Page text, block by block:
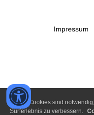
Impressum
Einige Cookies sind
Surferlebnis zu verbessern.